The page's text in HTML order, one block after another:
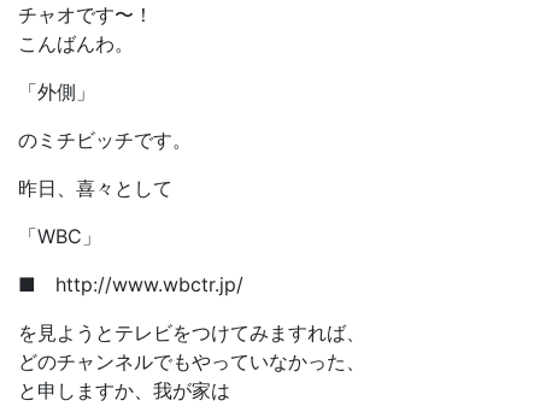
チャオです〜！
こんばんわ。
「外側」
のミチビッチです。
昨日、喜々として
「WBC」
■ http://www.wbctr.jp/
を見ようとテレビをつけてみますれば、
どのチャンネルでもやっていなかった、
と申しますか、我が家は